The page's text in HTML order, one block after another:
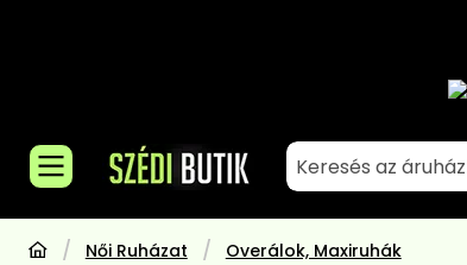
Női Ruházat Overálok, Maxiruhák